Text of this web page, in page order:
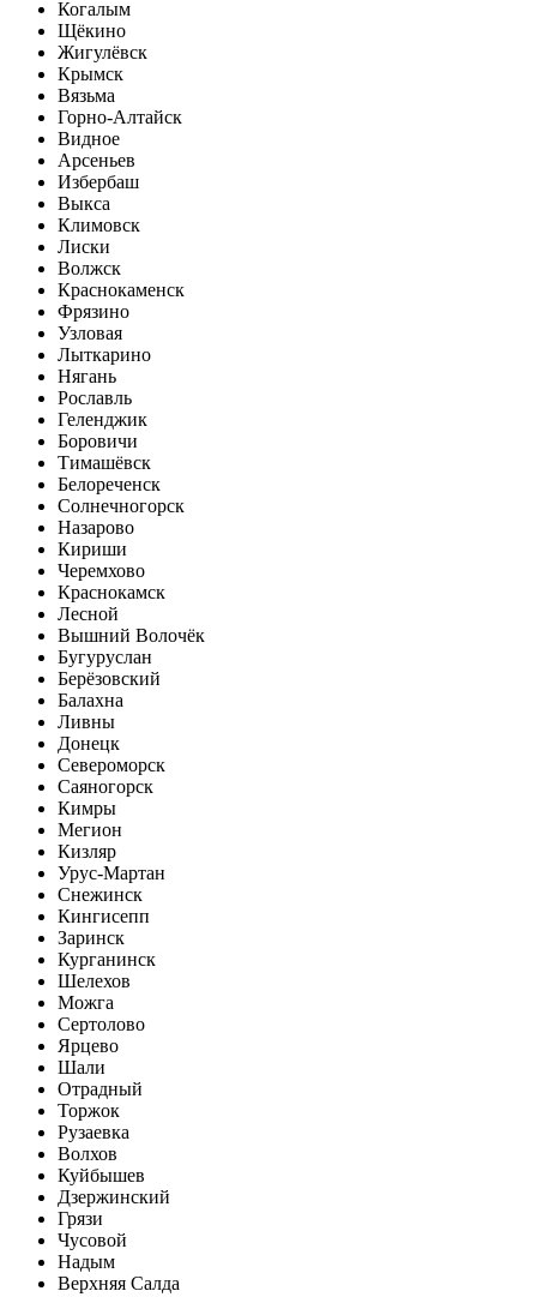
Когалым
Щёкино
Жигулёвск
Крымск
Вязьма
Горно-Алтайск
Видное
Арсеньев
Избербаш
Выкса
Климовск
Лиски
Волжск
Краснокаменск
Фрязино
Узловая
Лыткарино
Нягань
Рославль
Геленджик
Боровичи
Тимашёвск
Белореченск
Солнечногорск
Назарово
Кириши
Черемхово
Краснокамск
Лесной
Вышний Волочёк
Бугуруслан
Берёзовский
Балахна
Ливны
Донецк
Североморск
Саяногорск
Кимры
Мегион
Кизляр
Урус-Мартан
Снежинск
Кингисепп
Заринск
Курганинск
Шелехов
Можга
Сертолово
Ярцево
Шали
Отрадный
Торжок
Рузаевка
Волхов
Куйбышев
Дзержинский
Грязи
Чусовой
Надым
Верхняя Салда